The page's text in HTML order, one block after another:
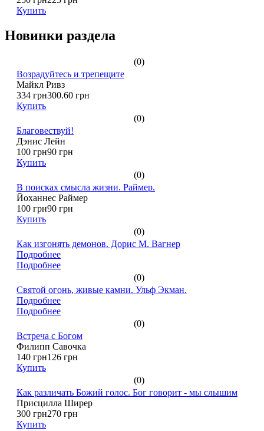
Купить
Новинки раздела
(0)
Возрадуйтесь и трепещите
Майкл Ривз
334 грн300.60 грн
Купить
(0)
Благовествуй!
Дэнис Лейн
100 грн90 грн
Купить
(0)
В поисках смысла жизни. Раймер.
Йоханнес Раймер
100 грн90 грн
Купить
(0)
Как изгонять демонов. Дорис М. Вагнер
Подробнее
Подробнее
(0)
Святой огонь, живые камни. Ульф Экман.
Подробнее
Подробнее
(0)
Встреча с Богом
Филипп Савочка
140 грн126 грн
Купить
(0)
Как различать Божий голос. Бог говорит - мы слышим
Присцилла Ширер
300 грн270 грн
Купить